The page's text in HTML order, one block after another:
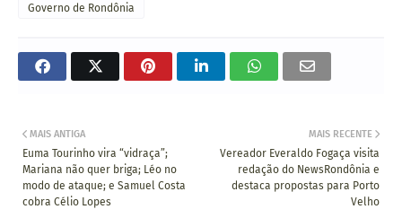
Governo de Rondônia
MAIS RECENTE
Vereador Everaldo Fogaça visita
redação do NewsRondônia e
destaca propostas para Porto
Velho
MAIS ANTIGA
Euma Tourinho vira “vidraça”;
Mariana não quer briga; Léo no
modo de ataque; e Samuel Costa
cobra Célio Lopes